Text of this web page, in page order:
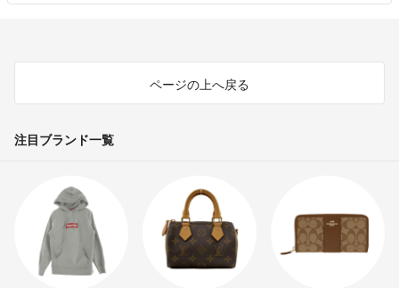
ページの上へ戻る
注目ブランド一覧